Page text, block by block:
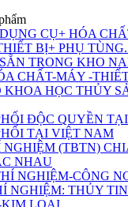
CỤ+ HÓA
BỊ+ PHỤ
TRONG KHO
CHẤT-MÁY -
HỌC THỦY
ĐỘC QUYỀN
TẠI VIỆT NAM
(TBTN)
NHAU
NGHIỆM-CÔNG
NGHIỆM: THỦY
KIM LOẠI...